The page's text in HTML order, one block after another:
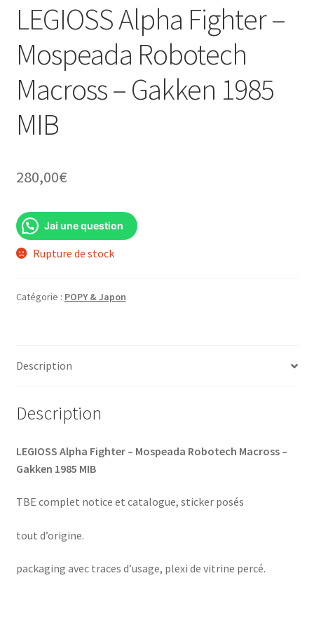
LEGIOSS Alpha Fighter –
Mospeada Robotech
Macross – Gakken 1985
MIB
280,00€
Jai une question
Rupture de stock
Catégorie : POPY & Japon
Description
Description
LEGIOSS Alpha Fighter – Mospeada Robotech Macross –
Gakken 1985 MIB
TBE complet notice et catalogue, sticker posés
tout d’origine.
packaging avec traces d’usage, plexi de vitrine percé.